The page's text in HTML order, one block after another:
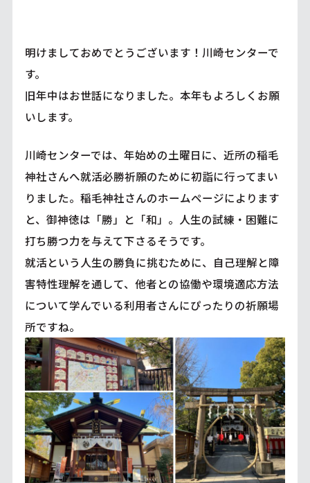
明けましておめでとうございます！川崎センターで
す。
旧年中はお世話になりました。本年もよろしくお願
いします。
川崎センターでは、年始めの土曜日に、近所の稲毛
神社さんへ就活必勝祈願のために初詣に行ってまい
りました。稲毛神社さんのホームページによります
と、御神徳は「勝」と「和」。人生の試練・困難に
打ち勝つ力を与えて下さるそうです。
就活という人生の勝負に挑むために、自己理解と障
害特性理解を通して、他者との協働や環境適応方法
について学んでいる利用者さんにぴったりの祈願場
所ですね。